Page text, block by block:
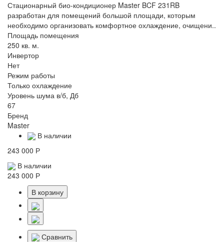
Стационарный био-кондиционер Master BCF 231RB
разработан для помещений большой площади, которым
необходимо организовать комфортное охлаждение, очищени..
Площадь помещения
250 кв. м.
Инвертор
Нет
Режим работы
Только охлаждение
Уровень шума в/б, Дб
67
Бренд
Master
В наличии
243 000 Р
В наличии
243 000 Р
В корзину
Сравнить